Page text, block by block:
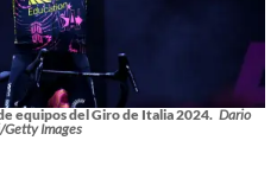
equipos del Giro de Italia 2024. Dario
Images